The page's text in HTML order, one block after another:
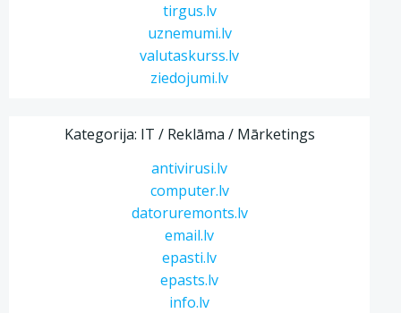
tirgus.lv
uznemumi.lv
valutaskurss.lv
ziedojumi.lv
Kategorija: IT / Reklāma / Mārketings
antivirusi.lv
computer.lv
datoruremonts.lv
email.lv
epasti.lv
epasts.lv
info.lv